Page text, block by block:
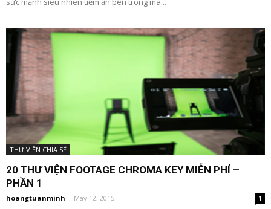
THƯ VIỆN CHIA SẺ
20 THƯ VIỆN FOOTAGE CHROMA KEY MIỄN PHÍ –
PHẦN 1
hoangtuanminh - May 12, 2015 1